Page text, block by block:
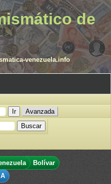
de
venezuela.info
Avanzada
Bolívar